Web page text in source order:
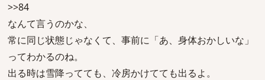
>>84
なんて言うのかな、
常に同じ状態じゃなくて、事前に「あ、身体おかしいな」
ってわかるのね。
出る時は雪降ってても、冷房かけてても出るよ。